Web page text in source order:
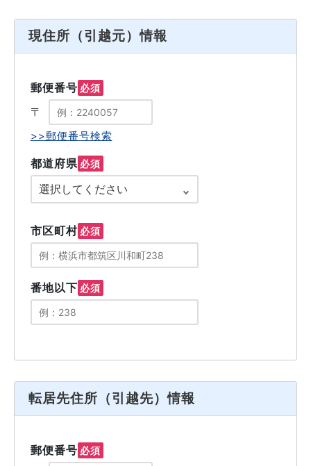
現住所（引越元）情報
郵便番号 必須
〒
>>郵便番号検索
都道府県 必須
市区町村 必須
番地以下 必須
転居先住所（引越先）情報
郵便番号 必須